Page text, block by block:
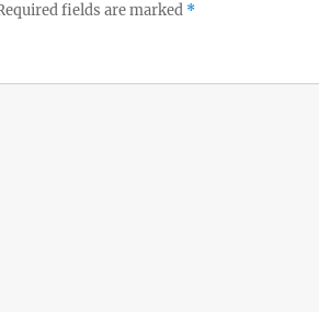
fields are marked *